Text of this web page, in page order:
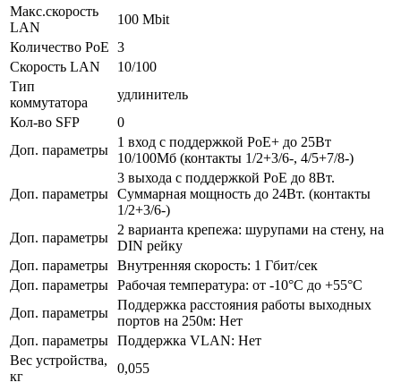
Макс.скорость
LAN
100 Mbit
Количество PoE 3
Скорость LAN
10/100
Тип
коммутатора
удлинитель
Кол-во SFP
0
Доп. параметры
1 вход с поддержкой PoE+ до 25Вт
10/100Мб (контакты 1/2+3/6-, 4/5+7/8-)
Доп. параметры
3 выхода с поддержкой PoE до 8Вт.
Суммарная мощность до 24Вт. (контакты
1/2+3/6-)
Доп. параметры
2 варианта крепежа: шурупами на стену, на
DIN рейку
Доп. параметры Внутренняя скорость: 1 Гбит/сек
Доп. параметры Рабочая температура: от -10°С до +55°С
Доп. параметры
Поддержка расстояния работы выходных
портов на 250м: Нет
Доп. параметры Поддержка VLAN: Нет
Вес устройства,
кг
0,055